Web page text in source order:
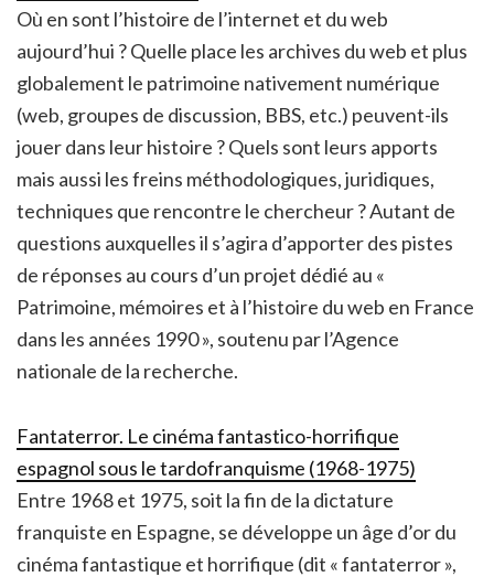
Où en sont l’histoire de l’internet et du web
aujourd’hui ? Quelle place les archives du web et plus
globalement le patrimoine nativement numérique
(web, groupes de discussion, BBS, etc.) peuvent-ils
jouer dans leur histoire ? Quels sont leurs apports
mais aussi les freins méthodologiques, juridiques,
techniques que rencontre le chercheur ? Autant de
questions auxquelles il s’agira d’apporter des pistes
de réponses au cours d’un projet dédié au «
Patrimoine, mémoires et à l’histoire du web en France
dans les années 1990 », soutenu par l’Agence
nationale de la recherche.
Fantaterror. Le cinéma fantastico-horrifique
espagnol sous le tardofranquisme (1968-1975)
Entre 1968 et 1975, soit la fin de la dictature
franquiste en Espagne, se développe un âge d’or du
cinéma fantastique et horrifique (dit « fantaterror »,